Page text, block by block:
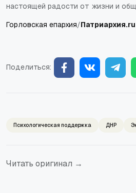
настоящей радости от жизни и
Горловская епархия/Патриархия.ru
Поделиться:
Психологическая поддержка ДНР
Читать оригинал →